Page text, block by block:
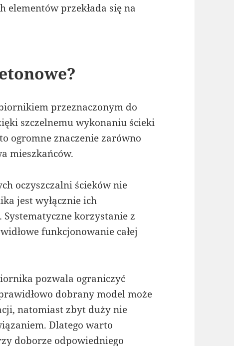
elementów przekłada się na
przeznaczonym do
szczelnemu wykonaniu ścieki
ogromne znaczenie zarówno
mieszkańców.
oczyszczalni ścieków nie
jest wyłącznie ich
korzystanie z
funkcjonowanie całej
pozwala ograniczyć
dobrany model może
natomiast zbyt duży nie
Dlatego warto
doborze odpowiedniego